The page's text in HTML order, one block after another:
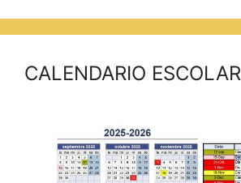
CALENDARIO ESCOLAR